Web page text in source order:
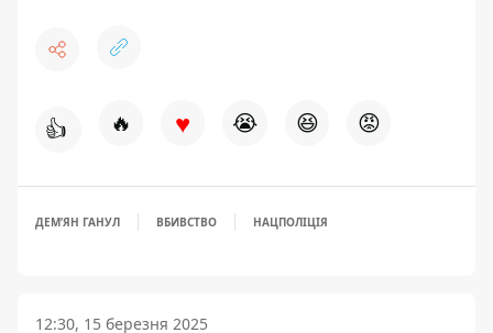
👍 🔥 ♥ 😭 😆 😡
ДЕМʼЯН ГАНУЛ ВБИВСТВО НАЦПОЛІЦІЯ
12:30, 15 березня 2025